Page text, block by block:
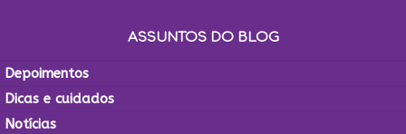
ASSUNTOS DO BLOG
Depoimentos
Dicas e cuidados
Notícias